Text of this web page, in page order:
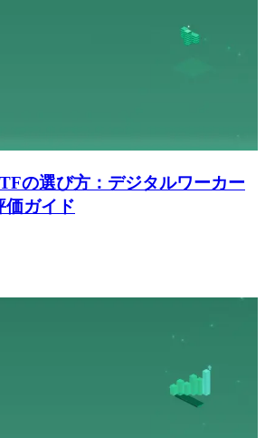
の選び方：デジタルワーカー
価ガイド